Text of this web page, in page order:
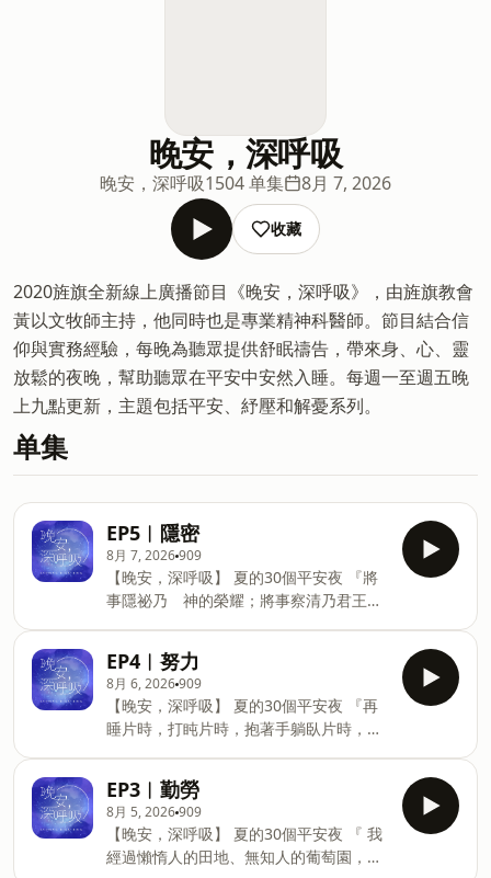
晚安，深呼吸
晚安，深呼吸1504 单集 8月 7, 2026
收藏
2020旌旗全新線上廣播節目《晚安，深呼吸》，由旌旗教會
黃以文牧師主持，他同時也是專業精神科醫師。節目結合信
仰與實務經驗，每晚為聽眾提供舒眠禱告，帶來身、心、靈
放鬆的夜晚，幫助聽眾在平安中安然入睡。每週一至週五晚
上九點更新，主題包括平安、紓壓和解憂系列。
单集
EP5︱隱密
8月 7, 2026909
【晚安，深呼吸】 夏的30個平安夜 『將
事隱祕乃 神的榮耀；將事察清乃君王的
Android▶SoundOn：
https://sndn.link/banner99 iOS
▶Apple Podcast：
https://apple.co/30vqfVq 📡 上架更新：
我們將在每週一到每週五，晚間九點固定
更新，邀請您一起領受祝福。 📌若您喜歡
這個節目，請《訂閱/關注》，並請在
iTunes中給予我們五顆星⭐⭐⭐⭐⭐的評價
🌺歡迎您分享這個節目給親友們，讓更多
人聽見這個節目，並因此得到幫助喔！ 🔔
EP4︱努力
8月 6, 2026909
【晚安，深呼吸】 夏的30個平安夜 『再
睡片時，打盹片時，抱著手躺臥片時，你
兵器的人來到。』 箴言24:33-34 🎶免費
收聽平台 Android▶SoundOn：
https://sndn.link/banner99 iOS
▶Apple Podcast：
https://apple.co/30vqfVq 📡 上架更新：
EP3︱勤勞
8月 5, 2026909
【晚安，深呼吸】 夏的30個平安夜 『 我
經過懶惰人的田地、無知人的葡萄園，荊